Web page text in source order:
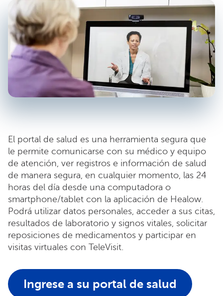
El portal de salud es una herramienta segura que
le permite comunicarse con su médico y equipo
de atención, ver registros e información de salud
de manera segura, en cualquier momento, las 24
horas del día desde una computadora o
smartphone/tablet con la aplicación de Healow.
Podrá utilizar datos personales, acceder a sus citas,
resultados de laboratorio y signos vitales, solicitar
reposiciones de medicamentos y participar en
visitas virtuales con TeleVisit.
Ingrese a su portal de salud